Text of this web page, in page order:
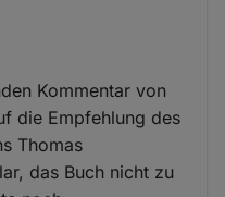
Kommentar von
die Empfehlung des
Thomas
das Buch nicht zu